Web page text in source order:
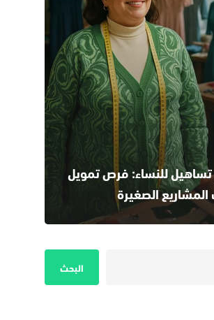
للنساء: فرص تمويل
الصغيرة
البحث